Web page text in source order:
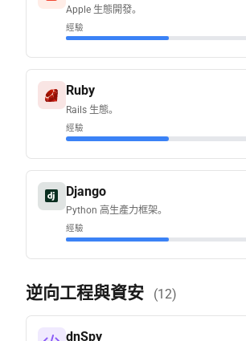
Apple 生態開發。
經驗
Ruby
Rails 生態。
經驗
Django
Python 高生產力框架。
經驗
逆向工程與資安 (12)
dnSpy